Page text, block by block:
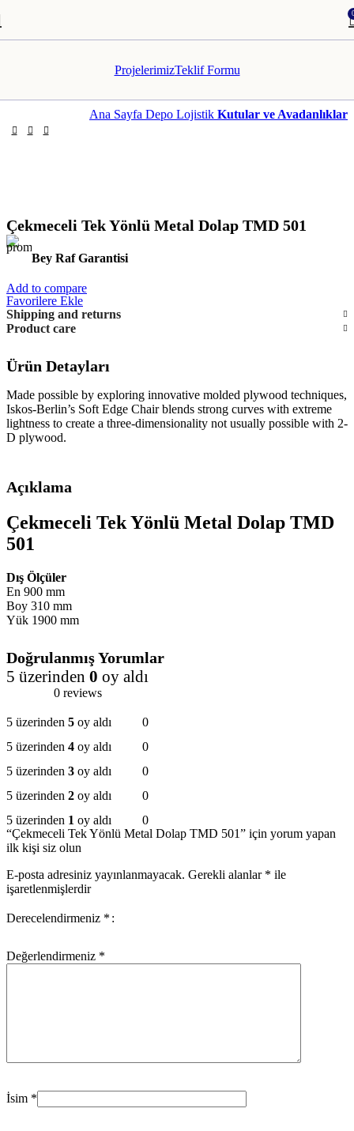
ProjelerimizTeklif Formu
Ana Sayfa Depo Lojistik Kutular ve Avadanlıklar
Çekmeceli Tek Yönlü Metal Dolap TMD 501
Bey Raf Garantisi
Add to compare
Favorilere Ekle
Shipping and returns
Product care
Ürün Detayları
Made possible by exploring innovative molded plywood techniques,
Iskos-Berlin’s Soft Edge Chair blends strong curves with extreme
lightness to create a three-dimensionality not usually possible with 2-
D plywood.
Açıklama
Çekmeceli Tek Yönlü Metal Dolap TMD
501
Dış Ölçüler
En 900 mm
Boy 310 mm
Yük 1900 mm
Doğrulanmış Yorumlar
5 üzerinden 0 oy aldı
0 reviews
5 üzerinden 5 oy aldı
0
5 üzerinden 4 oy aldı
0
5 üzerinden 3 oy aldı
0
5 üzerinden 2 oy aldı
0
5 üzerinden 1 oy aldı 0
“Çekmeceli Tek Yönlü Metal Dolap TMD 501” için yorum yapan
ilk kişi siz olun
E-posta adresiniz yayınlanmayacak. Gerekli alanlar * ile
işaretlenmişlerdir
Derecelendirmeniz *
Değerlendirmeniz *
İsim *